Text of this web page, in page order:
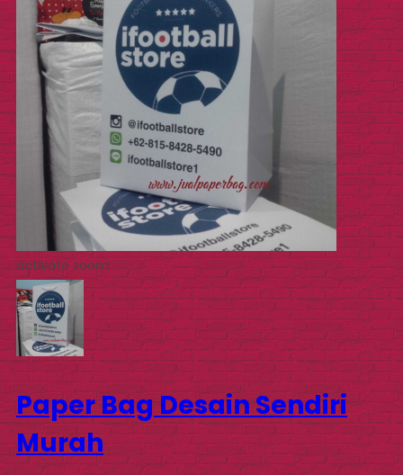
activate zoom
Paper Bag Desain Sendiri
Murah